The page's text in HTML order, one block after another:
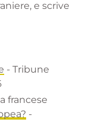
e scrive
- Tribune
francese
-